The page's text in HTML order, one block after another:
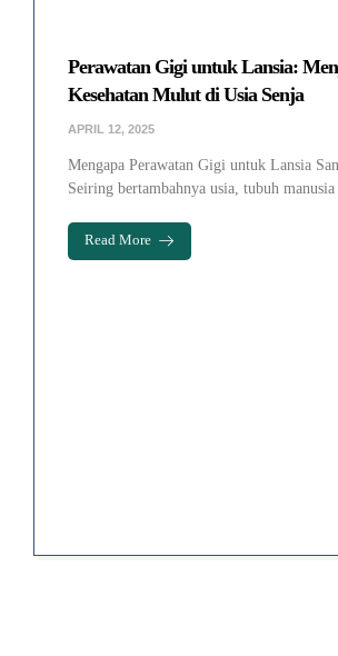
Perawatan Gigi untuk Lansia:
Kesehatan Mulut di Usia Senja
APRIL 12, 2025
Mengapa Perawatan Gigi untuk Lansia
Seiring bertambahnya usia, tubuh
Read More